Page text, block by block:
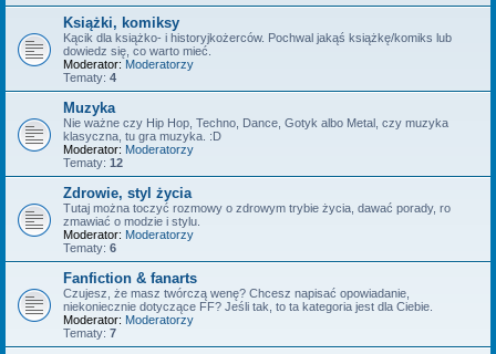
Książki, komiksy
Kącik dla książko- i historyjkożerców. Pochwal jakąś książkę/komiks lub
dowiedz się, co warto mieć.
Moderator: Moderatorzy
Tematy: 4
Muzyka
Nie ważne czy Hip Hop, Techno, Dance, Gotyk albo Metal, czy muzyka
klasyczna, tu gra muzyka. :D
Moderator: Moderatorzy
Tematy: 12
Zdrowie, styl życia
Tutaj można toczyć rozmowy o zdrowym trybie życia, dawać porady, ro
zmawiać o modzie i stylu.
Moderator: Moderatorzy
Tematy: 6
Fanfiction & fanarts
Czujesz, że masz twórczą wenę? Chcesz napisać opowiadanie,
niekoniecznie dotyczące FF? Jeśli tak, to ta kategoria jest dla Ciebie.
Moderator: Moderatorzy
Tematy: 7